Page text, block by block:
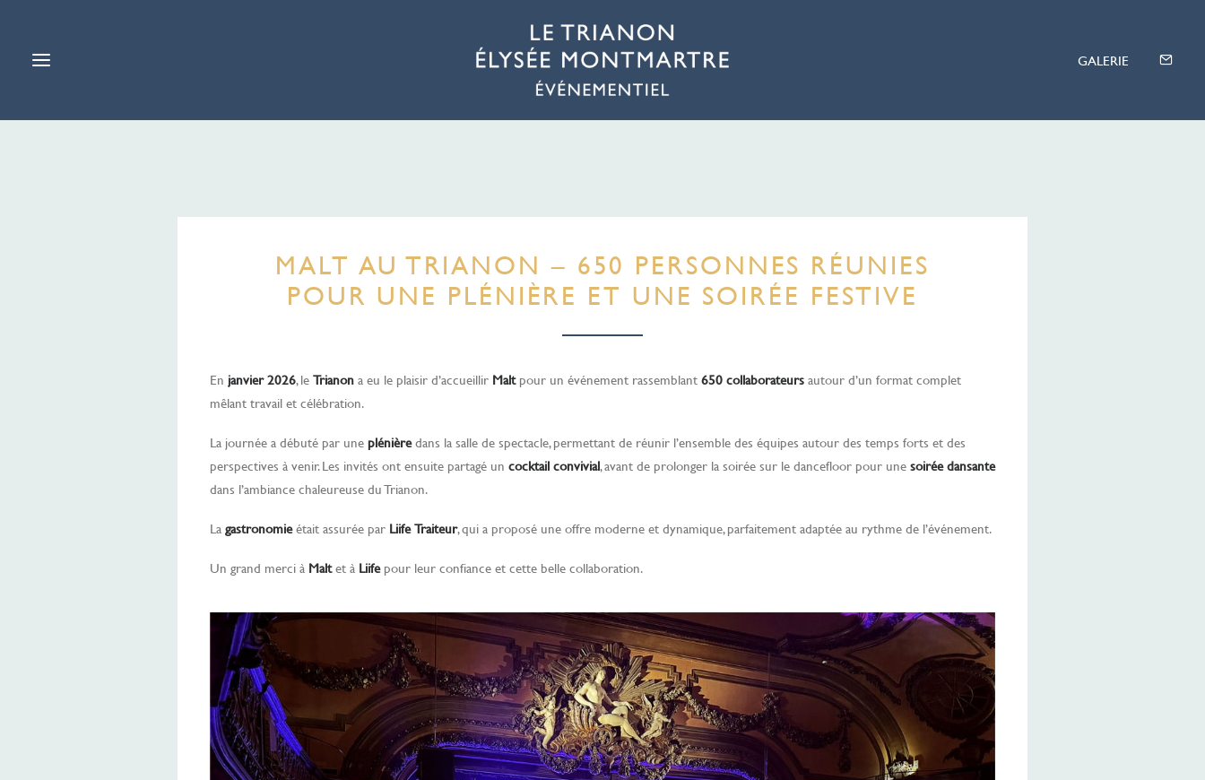
MALT AU TRIANON – 650 PERSONNES RÉUNIES
POUR UNE PLÉNIÈRE ET UNE SOIRÉE FESTIVE
En janvier 2026, leTrianona eu le plaisir d’accueillir Maltpour un événement rassemblant650 collaborateursautour d’un format complet
mêlant travail et célébration.
La journée a débuté par uneplénièredans la salle de spectacle, permettant de réunir l’ensemble des équipes autour des temps forts et des
perspectives à venir. Les invités ont ensuite partagé un cocktail convivial, avant de prolonger la soirée sur le dancefloor pour unesoirée dansante
dans l’ambiance chaleureuse du Trianon.
Lagastronomieétait assurée par Liife Traiteur, qui a proposé une offre moderne et dynamique, parfaitement adaptée au rythme de l’événement.
Un grand merci à Maltet à Liifepour leur confiance et cette belle collaboration.